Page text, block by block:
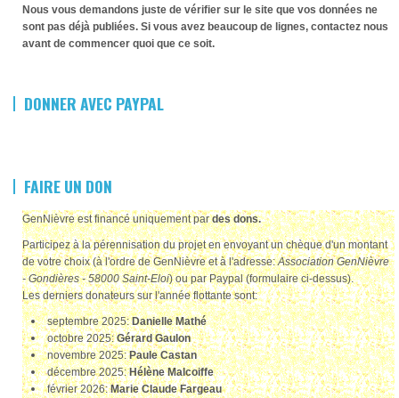
Nous vous demandons juste de vérifier sur le site que vos données ne
sont pas déjà publiées. Si vous avez beaucoup de lignes, contactez nous
avant de commencer quoi que ce soit.
DONNER AVEC PAYPAL
FAIRE UN DON
GenNièvre est financé uniquement pardes dons.
Participez à la pérennisation du projet en envoyant un chèque d'un montant
de votre choix (à l'ordre de GenNièvre et à l'adresse:Association GenNièvre
- Gondières - 58000 Saint-Eloi) ou par Paypal (formulaire ci-dessus).
Les derniers donateurs sur l'année flottante sont:
septembre 2025:Danielle Mathé
octobre 2025:Gérard Gaulon
novembre 2025:Paule Castan
décembre 2025:Hélène Malcoiffe
février 2026:Marie Claude Fargeau